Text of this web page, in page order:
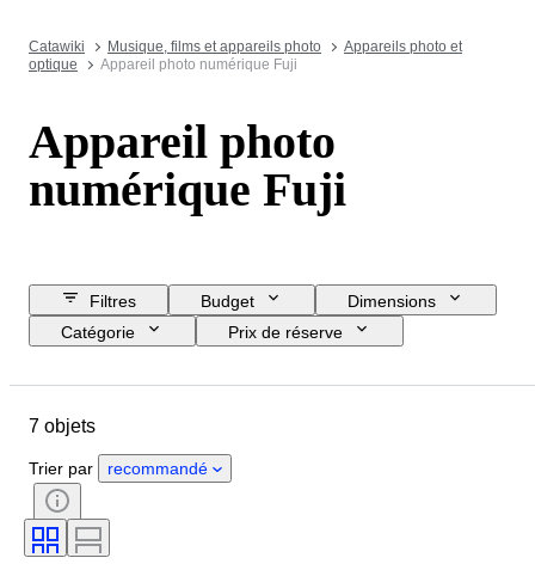
Catawiki Musique, films et appareils photo
Appareils photo et
optique
Appareil photo numérique Fuji
Appareil photo
numérique Fuji
Filtres Budget
Dimensions
Catégorie
Prix de réserve
Époque
Testé et en état de marche
7 objets
Trier par recommandé